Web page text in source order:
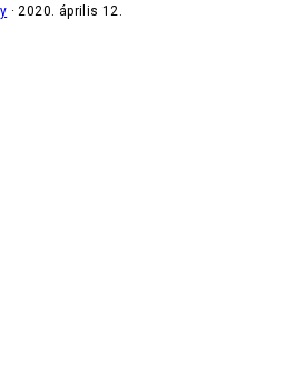
2020. április 12.